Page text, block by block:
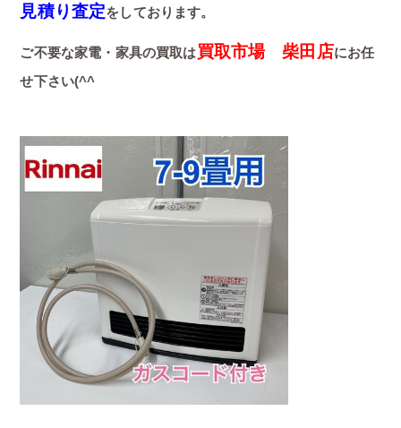
見積り査定をしております。
ご不要な家電・家具の買取は買取市場 柴田店にお任
せ下さい(^^